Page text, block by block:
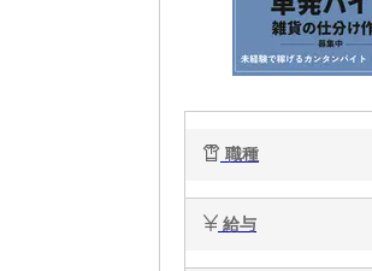
職種
給与